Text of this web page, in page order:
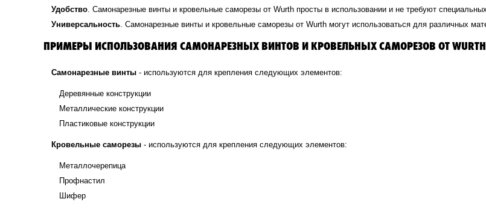
Удобство. Самонарезные винты и кровельные саморезы от Wurth просты в использовании и не требуют
Универсальность. Самонарезные винты и кровельные саморезы от Wurth могут использоваться для различных
ПРИМЕРЫ ИСПОЛЬЗОВАНИЯ САМОНАРЕЗНЫХ ВИНТОВ И КРОВЕЛЬНЫХ САМОРЕЗОВ ОТ
Самонарезные винты - используются для крепления следующих элементов:
Деревянные конструкции
Металлические конструкции
Пластиковые конструкции
Кровельные саморезы - используются для крепления следующих элементов:
Металлочерепица
Профнастил
Шифер